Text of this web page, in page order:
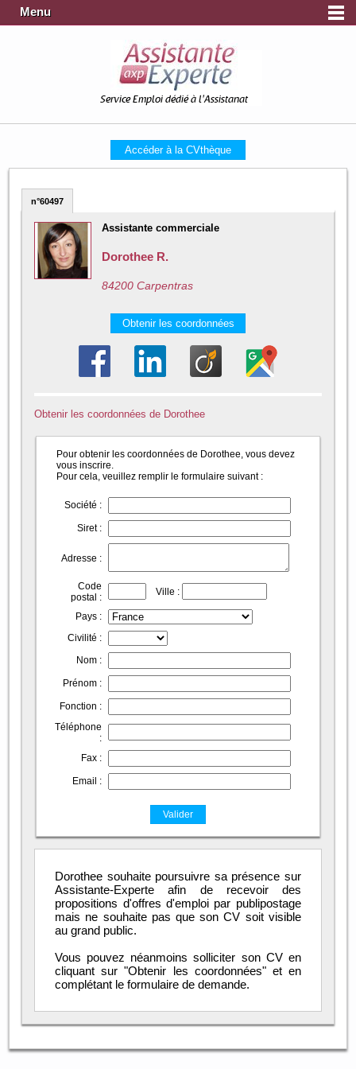
Menu
Service Emploi dédié à l'Assistanat
Accéder à la CVthèque
n°60497
Assistante commerciale
Dorothee R.
84200 Carpentras
Obtenir les coordonnées
Obtenir les coordonnées de Dorothee
Pour obtenir les coordonnées de Dorothee, vous devez
vous inscrire.
Pour cela, veuillez remplir le formulaire suivant :
Société :
Siret :
Adresse :
Code
postal :
Ville :
Pays :
Civilité :
Nom :
Prénom :
Fonction :
Téléphone
:
Fax :
Email :
Dorothee souhaite poursuivre sa présence sur
Assistante-Experte afin de recevoir des
propositions d'offres d'emploi par publipostage
mais ne souhaite pas que son CV soit visible
au grand public.
Vous pouvez néanmoins solliciter son CV en
cliquant sur "Obtenir les coordonnées" et en
complétant le formulaire de demande.